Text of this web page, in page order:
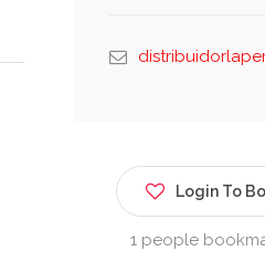
Login To
1 people